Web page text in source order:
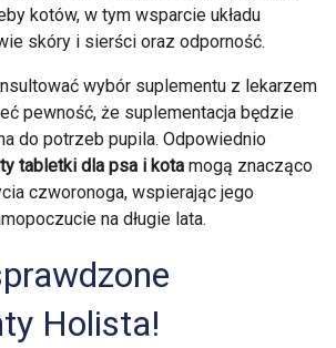
kotów, w tym wsparcie układu
skóry i sierści oraz odporność.
wybór suplementu z lekarzem
pewność, że suplementacja będzie
do potrzeb pupila. Odpowiednio
tabletki dla psa i kota mogą znacząco
czworonoga, wspierając jego
na długie lata.
Holista!